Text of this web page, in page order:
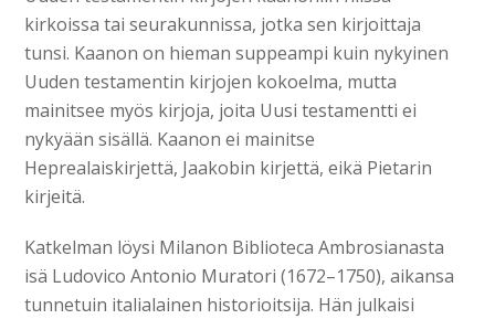
kirkoissa tai seurakunnissa, jotka sen kirjoittaja
tunsi. Kaanon on hieman suppeampi kuin nykyinen
Uuden testamentin kirjojen kokoelma, mutta
mainitsee myös kirjoja, joita Uusi testamentti ei
nykyään sisällä. Kaanon ei mainitse
Heprealaiskirjettä, Jaakobin kirjettä, eikä Pietarin
kirjeitä.
Katkelman löysi Milanon Biblioteca Ambrosianasta
isä Ludovico Antonio Muratori (1672–1750), aikansa
tunnetuin italialainen historioitsija. Hän julkaisi